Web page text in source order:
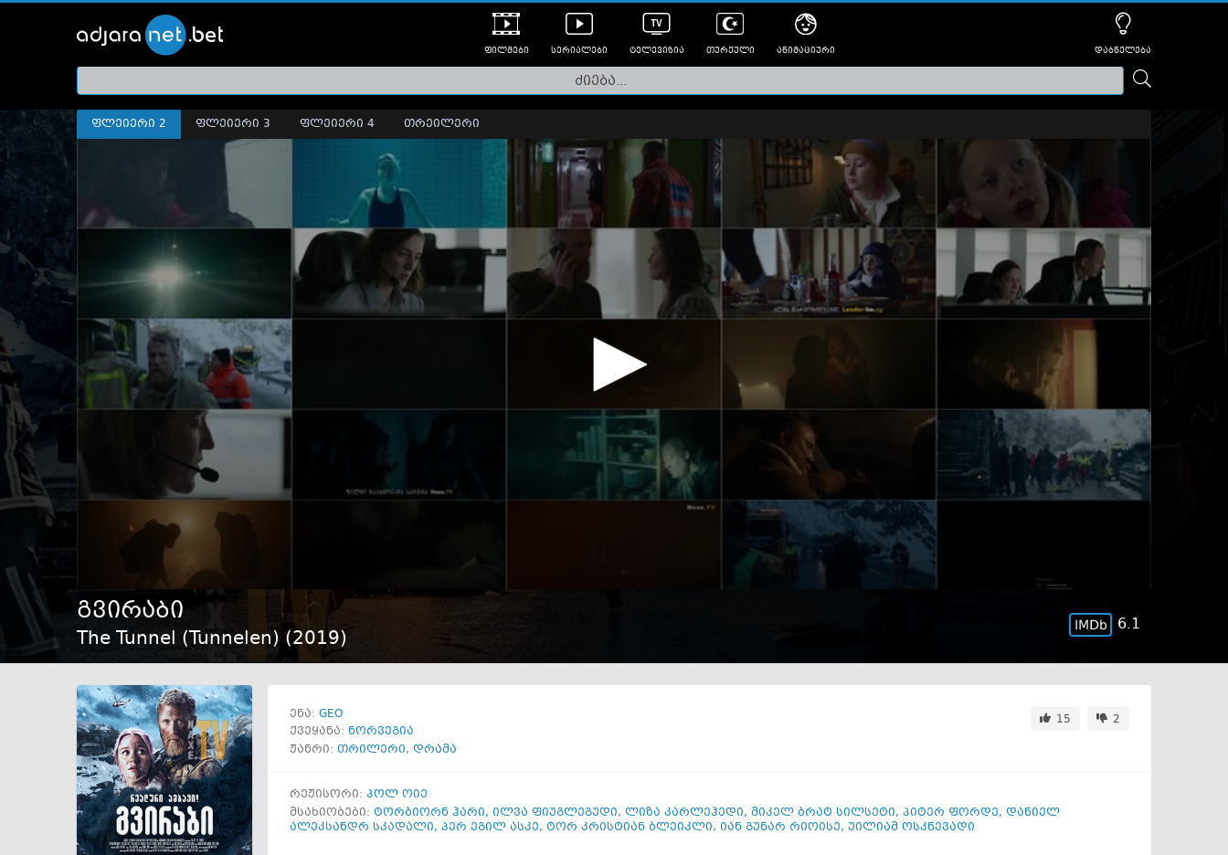
ფილმები
თრეილერები
სერიალები ტელევიზია თურქული ანიმაციური დაბნელება
ფლეიერი 2 ფლეიერი 3 ფლეიერი 4 თრეილერი
გვირაბი
The Tunnel (Tunnelen) (2019)
6.1
ენა: GEO
ქვეყანა: ნორვეგია
15
2
ჟანრი: თრილერი, დრამა
რეჟისორი: პოლ ოიე
მსახიობები: ტორბიორნ ჰარი, ილვა ფიუგლეგუდი, ლიზა კარლეჰედი, მიკელ ბრატ სილსეტი, პიტერ ფორდე, დანიელ
ალეკსანდრ სკადალი, პერ ეგილ ასკე, ტორ კრისტიან ბლეიკლი, იან გუნარ რიოისე, უილიამ ოსკნევადი